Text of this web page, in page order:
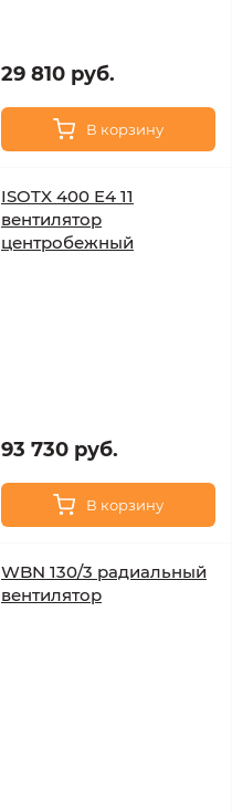
29 810 руб.
В корзину
ISOTX 400 E4 11
вентилятор
центробежный
93 730 руб.
В корзину
WBN 130/3 радиальный
вентилятор